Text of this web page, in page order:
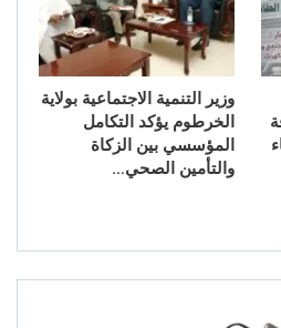
وزير التنمية الاجتماعية بولاية
الخرطوم يؤكد التكامل
المؤسسي بين الزكاة
والتأمين الصحي…